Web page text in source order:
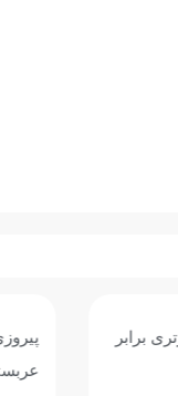
پیروزی پرگل جوانان
عربستان؛ تقابل با